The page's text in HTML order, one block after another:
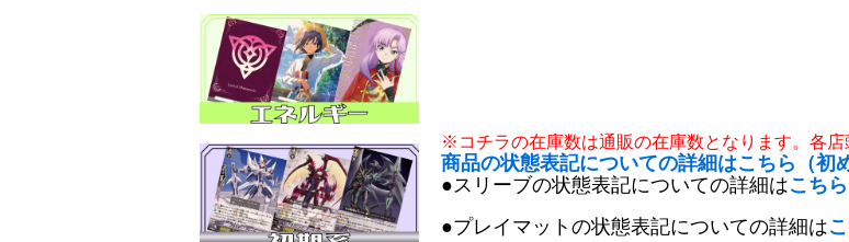
※コチラの在庫数は通販の在庫数となります。各店
商品の状態表記についての詳細はこちら（初
●スリーブの状態表記についての詳細はこちら
●プレイマットの状態表記についての詳細は